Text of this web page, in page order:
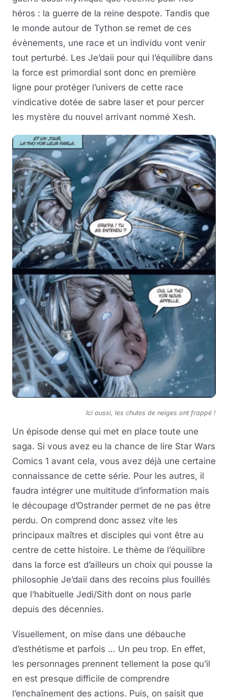
héros : la guerre de la reine despote. Tandis que
le monde autour de Tython se remet de ces
évènements, une race et un individu vont venir
tout perturbé. Les Je’daii pour qui l’équilibre dans
la force est primordial sont donc en première
ligne pour protéger l’univers de cette race
vindicative dotée de sabre laser et pour percer
les mystère du nouvel arrivant nommé Xesh.
Ici aussi, les chutes de neiges ont frappé !
Un épisode dense qui met en place toute une
saga. Si vous avez eu la chance de lire Star Wars
Comics 1 avant cela, vous avez déjà une certaine
connaissance de cette série. Pour les autres, il
faudra intégrer une multitude d’information mais
le découpage d’Ostrander permet de ne pas être
perdu. On comprend donc assez vite les
principaux maîtres et disciples qui vont être au
centre de cette histoire. Le thème de l’équilibre
dans la force est d’ailleurs un choix qui pousse la
philosophie Je’daii dans des recoins plus fouillés
que l’habituelle Jedi/Sith dont on nous parle
depuis des décennies.
Visuellement, on mise dans une débauche
d’esthétisme et parfois … Un peu trop. En effet,
les personnages prennent tellement la pose qu’il
en est presque difficile de comprendre
l’enchaînement des actions. Puis, on saisit que